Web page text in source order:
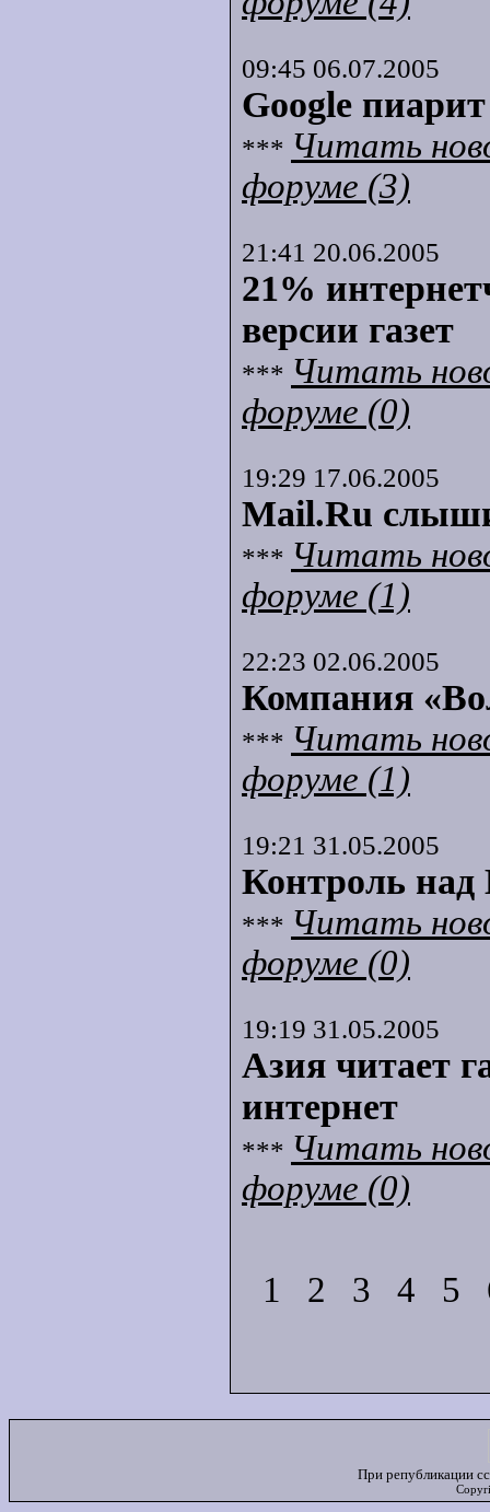
09:45 06.07.2005
Google
*** Читать
форуме (3)
21:41 20.06.2005
21%
версии газет
*** Читать
форуме (0)
19:29 17.06.2005
Mail.Ru
*** Читать
форуме (1)
22:23 02.06.2005
Компания
*** Читать
форуме (1)
19:21 31.05.2005
Контроль над
*** Читать
форуме (0)
19:19 31.05.2005
Азия читает
интернет
*** Читать
форуме (0)
1 2 3 4 5
При републикации